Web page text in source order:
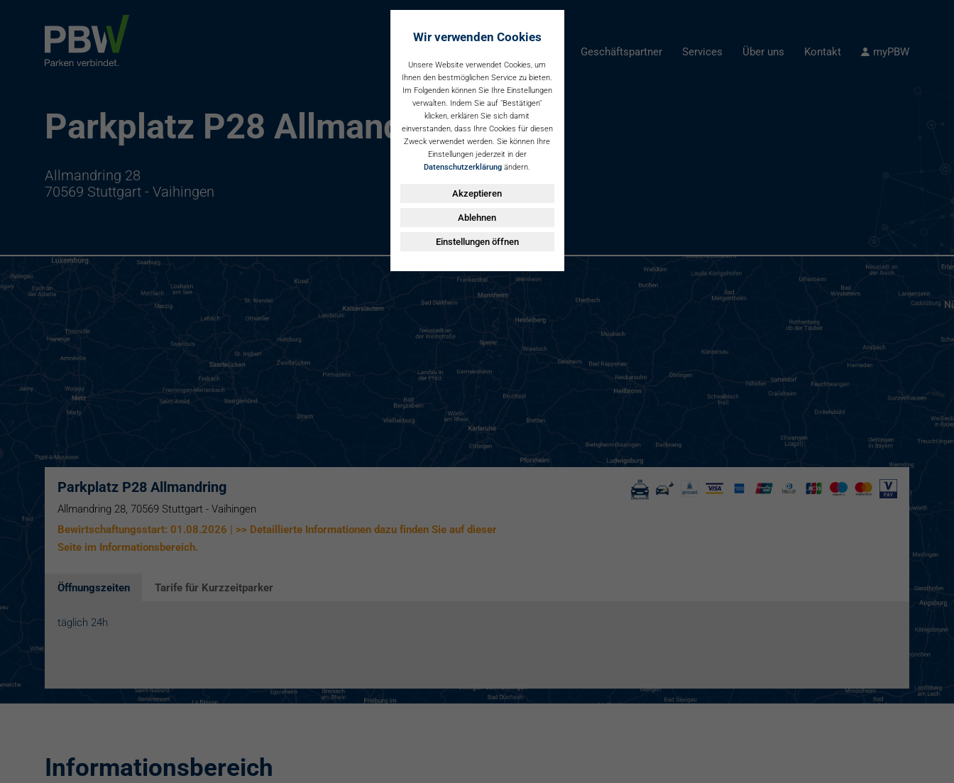
Geschäftspartner Services Über uns Kontakt myPBW
Parkplatz P28 Allmandring
Allmandring 28
70569 Stuttgart - Vaihingen
Parkplatz P28 Allmandring
Allmandring 28, 70569 Stuttgart - Vaihingen
Bewirtschaftungsstart: 01.08.2026 | >> Detaillierte Informationen dazu finden Sie auf dieser
Seite im Informationsbereich.
Öffnungszeiten Tarife für Kurzzeitparker
täglich 24h
Informationsbereich
Wir verwenden Cookies
Unsere Website verwendet Cookies, um
Ihnen den bestmöglichen Service zu bieten.
Im Folgenden können Sie Ihre Einstellungen
verwalten. Indem Sie auf "Bestätigen"
klicken, erklären Sie sich damit
einverstanden, dass Ihre Cookies für diesen
Zweck verwendet werden. Sie können Ihre
Einstellungen jederzeit in der
Datenschutzerklärung ändern.
Akzeptieren
Ablehnen
Einstellungen öffnen